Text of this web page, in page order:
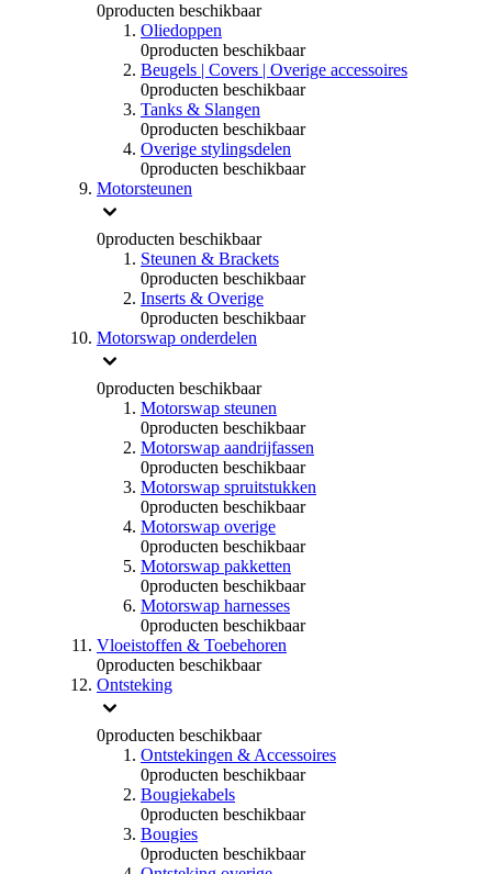
0producten beschikbaar
Oliedoppen
0producten beschikbaar
Beugels | Covers | Overige accessoires
0producten beschikbaar
Tanks & Slangen
0producten beschikbaar
Overige stylingsdelen
0producten beschikbaar
Motorsteunen
0producten beschikbaar
Steunen & Brackets
0producten beschikbaar
Inserts & Overige
0producten beschikbaar
Motorswap onderdelen
0producten beschikbaar
Motorswap steunen
0producten beschikbaar
Motorswap aandrijfassen
0producten beschikbaar
Motorswap spruitstukken
0producten beschikbaar
Motorswap overige
0producten beschikbaar
Motorswap pakketten
0producten beschikbaar
Motorswap harnesses
0producten beschikbaar
Vloeistoffen & Toebehoren
0producten beschikbaar
Ontsteking
0producten beschikbaar
Ontstekingen & Accessoires
0producten beschikbaar
Bougiekabels
0producten beschikbaar
Bougies
0producten beschikbaar